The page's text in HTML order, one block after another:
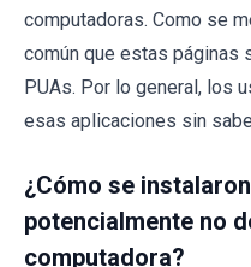
computadoras. Como se
común que estas páginas
PUAs. Por lo general, los
esas aplicaciones sin
¿Cómo se
potencialmente no
computadora?